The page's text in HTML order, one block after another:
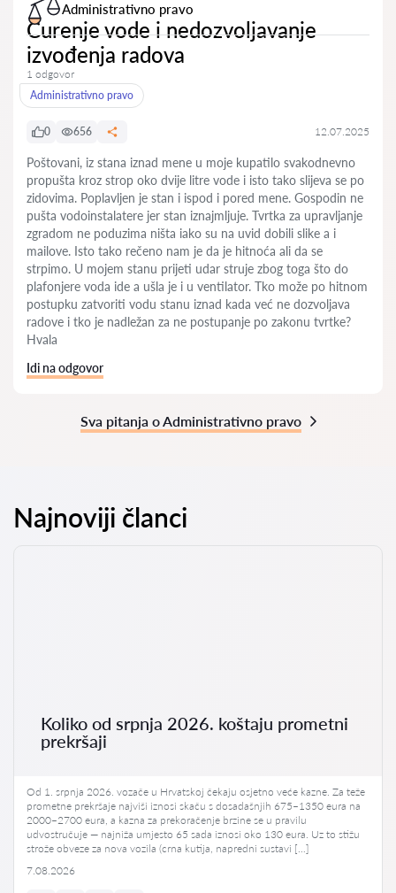
Administrativno pravo
Curenje vode i nedozvoljavanje
izvođenja radova
1 odgovor
Administrativno pravo
0 656 12.07.2025
Poštovani, iz stana iznad mene u moje kupatilo svakodnevno
propušta kroz strop oko dvije litre vode i isto tako slijeva se po
zidovima. Poplavljen je stan i ispod i pored mene. Gospodin ne
pušta vodoinstalatere jer stan iznajmljuje. Tvrtka za upravljanje
zgradom ne poduzima ništa iako su na uvid dobili slike a i
mailove. Isto tako rečeno nam je da je hitnoća ali da se
strpimo. U mojem stanu prijeti udar struje zbog toga što do
plafonjere voda ide a ušla je i u ventilator. Tko može po hitnom
postupku zatvoriti vodu stanu iznad kada već ne dozvoljava
radove i tko je nadležan za ne postupanje po zakonu tvrtke?
Hvala
Idi na odgovor
Sva pitanja o Administrativno pravo
Najnoviji članci
Koliko od srpnja 2026. koštaju prometni
prekršaji
Od 1. srpnja 2026. vozače u Hrvatskoj čekaju osjetno veće kazne. Za teže
prometne prekršaje najviši iznosi skaču s dosadašnjih 675–1350 eura na
2000–2700 eura, a kazna za prekoračenje brzine se u pravilu
udvostručuje — najniža umjesto 65 sada iznosi oko 130 eura. Uz to stižu
strože obveze za nova vozila (crna kutija, napredni sustavi […]
7.08.2026